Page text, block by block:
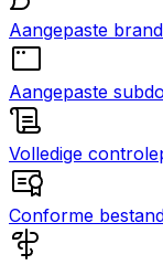
Aangepaste
Aangepaste
Volledige
Conforme